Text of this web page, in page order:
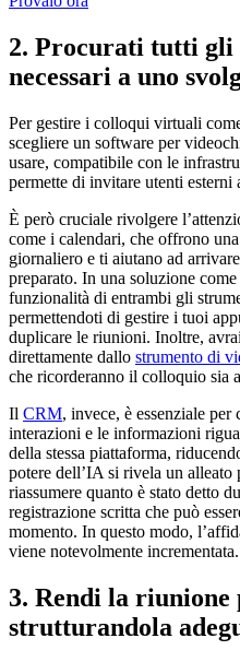
2. Procurati tutti gli
necessari a uno
Per gestire i colloqui virtuali
scegliere un software per
usare, compatibile con le
permette di invitare utenti esterni
È però cruciale rivolgere
come i calendari, che offrono
giornaliero e ti aiutano ad
preparato. In una soluzione
funzionalità di entrambi gli
permettendoti di gestire i tuoi
duplicare le riunioni. Inoltre,
direttamente dallo strumento di
che ricorderanno il colloquio sia
Il CRM, invece, è essenziale
interazioni e le informazioni
della stessa piattaforma,
potere dell’IA si rivela un alleato
riassumere quanto è stato detto
registrazione scritta che può
momento. In questo modo,
viene notevolmente incrementata.
3. Rendi la riunione
strutturandola